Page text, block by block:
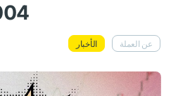
عن العملة الأخبار